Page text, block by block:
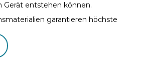
entstehen können.
garantieren höchste
wird eine Wartung